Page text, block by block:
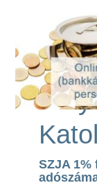
UBI
SZJA